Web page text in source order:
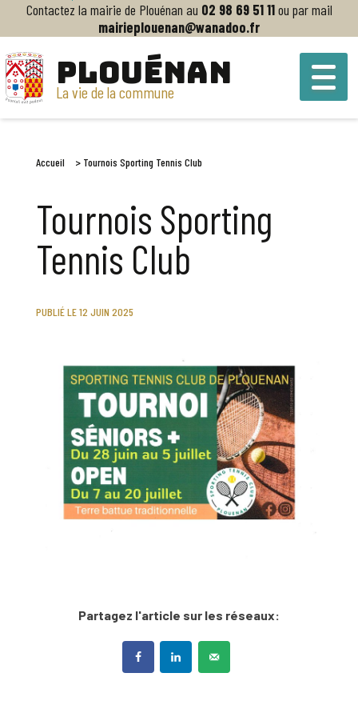
Contactez la mairie de Plouénan au 02 98 69 51 11ou par mail
mairieplouenan@wanadoo.fr
PLOUÉNAN
La vie de la commune
Accueil > Tournois Sporting Tennis Club
Tournois Sporting
Tennis Club
PUBLIÉ LE 12 JUIN 2025
Partagez l'article sur les réseaux: